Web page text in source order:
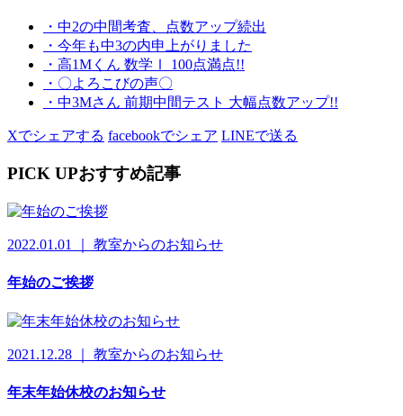
・中2の中間考査、点数アップ続出
・今年も中3の内申上がりました
・高1Mくん 数学Ⅰ 100点満点!!
・〇よろこびの声〇
・中3Mさん 前期中間テスト 大幅点数アップ!!
Xでシェアする facebookでシェア LINEで送る
PICK UPおすすめ記事
2022.01.01 ｜ 教室からのお知らせ
年始のご挨拶
2021.12.28 ｜ 教室からのお知らせ
年末年始休校のお知らせ